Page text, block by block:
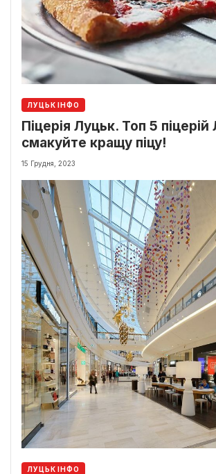
ЛУЦЬК ІНФО
Піцерія Луцьк. Топ 5 піцерій
смакуйте кращу піцу!
15 Грудня, 2023
ЛУЦЬК ІНФО